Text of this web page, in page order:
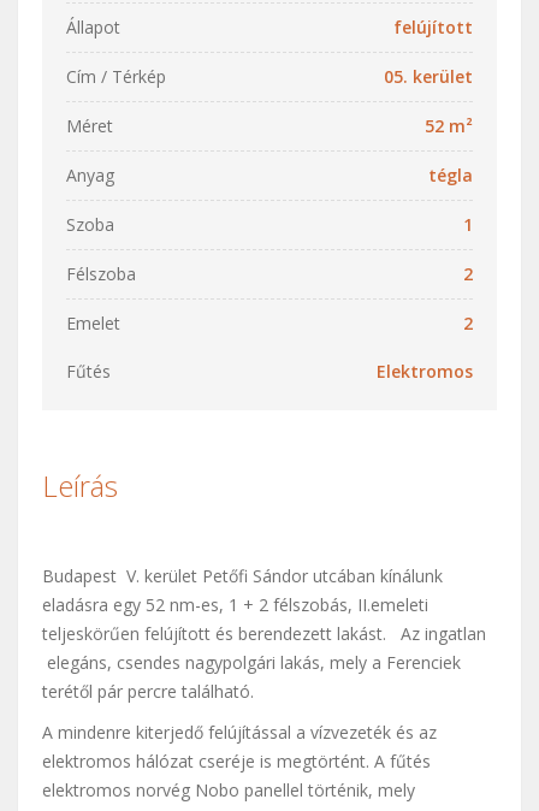
Állapot felújított
Cím / Térkép 05. kerület
Méret 52 m²
Anyag tégla
Szoba 1
Félszoba 2
Emelet 2
Fűtés Elektromos
Leírás
Budapest V. kerület Petőfi Sándor utcában kínálunk
eladásra egy 52 nm-es, 1 + 2 félszobás, II.emeleti
teljeskörűen felújított és berendezett lakást. Az ingatlan
elegáns, csendes nagypolgári lakás, mely a Ferenciek
terétől pár percre található.
A mindenre kiterjedő felújítással a vízvezeték és az
elektromos hálózat cseréje is megtörtént. A fűtés
elektromos norvég Nobo panellel történik, mely